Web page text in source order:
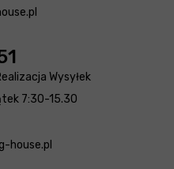
Wysyłek
7:30-15.30
house.pl